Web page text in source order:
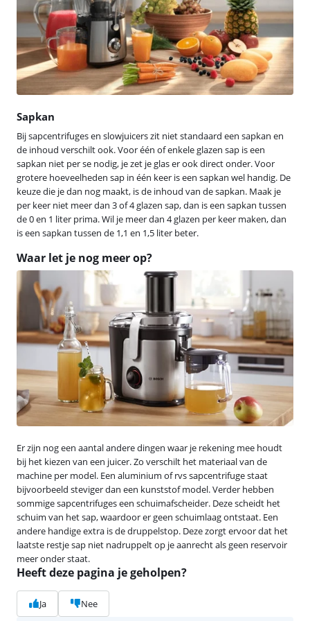
Sapkan
Bij sapcentrifuges en slowjuicers zit niet standaard een sapkan en
de inhoud verschilt ook. Voor één of enkele glazen sap is een
sapkan niet per se nodig, je zet je glas er ook direct onder. Voor
grotere hoeveelheden sap in één keer is een sapkan wel handig. De
keuze die je dan nog maakt, is de inhoud van de sapkan. Maak je
per keer niet meer dan 3 of 4 glazen sap, dan is een sapkan tussen
de 0 en 1 liter prima. Wil je meer dan 4 glazen per keer maken, dan
is een sapkan tussen de 1,1 en 1,5 liter beter.
Waar let je nog meer op?
Er zijn nog een aantal andere dingen waar je rekening mee houdt
bij het kiezen van een juicer. Zo verschilt het materiaal van de
machine per model. Een aluminium of rvs sapcentrifuge staat
bijvoorbeeld steviger dan een kunststof model. Verder hebben
sommige sapcentrifuges een schuimafscheider. Deze scheidt het
schuim van het sap, waardoor er geen schuimlaag ontstaat. Een
andere handige extra is de druppelstop. Deze zorgt ervoor dat het
laatste restje sap niet nadruppelt op je aanrecht als geen reservoir
meer onder staat.
Heeft deze pagina je geholpen?
Ja Nee